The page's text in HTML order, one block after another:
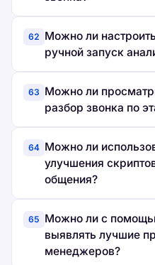
62 Можно ли
ручной запуск
63 Можно ли
разбор звонка по
64 Можно ли
улучшения
общения?
65 Можно ли с
выявлять лучшие
менеджеров?